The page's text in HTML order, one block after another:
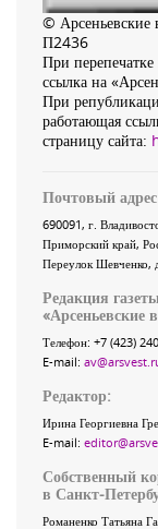
©
П2436
При
ссылка на
При
работающая
страницу сайта:
Почтовый
690091, г.
Приморский край,
Переулок Шевченко,
Редакция
«Арсеньевские
Телефон: +7 (423)
E-mail:
Редактор:
Ирина Георгиевна
E-mail:
Собственный
в Санкт-
Романенко Татьяна